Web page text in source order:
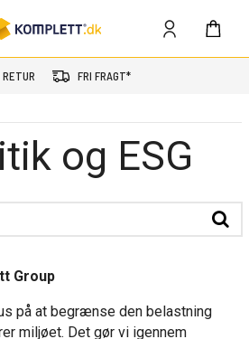
RETUR FRI FRAGT*
og ESG
Group
på at begrænse den belastning
miljøet. Det gør vi igennem